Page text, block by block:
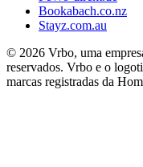
Bookabach.co.nz
Stayz.com.au
© 2026 Vrbo, uma
reservados. Vrbo e o
marcas registradas da